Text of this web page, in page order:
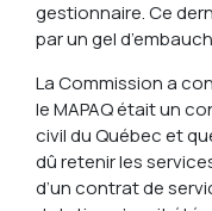
gestionnaire. Ce
par un gel
La Commission a
le MAPAQ était un
civil du Québec et
dû retenir les
d’un contrat de